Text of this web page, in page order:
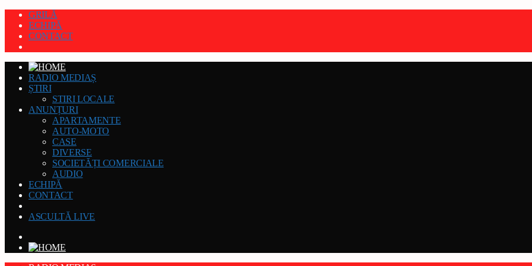
GRILĂ
ECHIPĂ
CONTACT
RADIO MEDIAȘ
ȘTIRI
STIRI LOCALE
ANUNȚURI
APARTAMENTE
AUTO-MOTO
CASE
DIVERSE
SOCIETĂȚI COMERCIALE
AUDIO
ECHIPĂ
CONTACT
ASCULTĂ LIVE